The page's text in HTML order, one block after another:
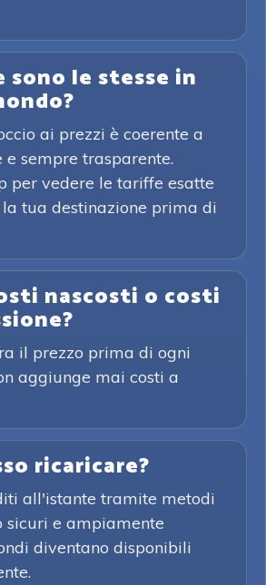
le stesse in
ai prezzi è coerente a
sempre trasparente.
per vedere le tariffe esatte
tua destinazione prima di
nascosti o costi
il prezzo prima di ogni
aggiunge mai costi a
ricaricare?
all'istante tramite metodi
sicuri e ampiamente
diventano disponibili